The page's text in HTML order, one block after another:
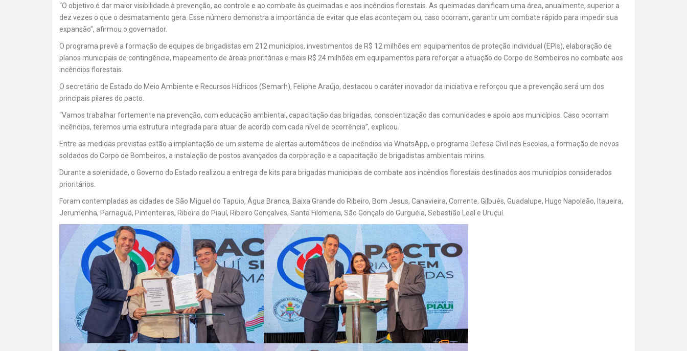
“O objetivo é dar maior visibilidade à prevenção, ao controle e ao combate às queimadas e aos incêndios florestais. As queimadas danificam uma área, anualmente, superior a
dez vezes o que o desmatamento gera. Esse número demonstra a importância de evitar que elas aconteçam ou, caso ocorram, garantir um combate rápido para impedir sua
expansão”, afirmou o governador.
O programa prevê a formação de equipes de brigadistas em 212 municípios, investimentos de R$ 12 milhões em equipamentos de proteção individual (EPIs), elaboração de
planos municipais de contingência, mapeamento de áreas prioritárias e mais R$ 24 milhões em equipamentos para reforçar a atuação do Corpo de Bombeiros no combate aos
incêndios florestais.
O secretário de Estado do Meio Ambiente e Recursos Hídricos (Semarh), Feliphe Araújo, destacou o caráter inovador da iniciativa e reforçou que a prevenção será um dos
principais pilares do pacto.
“Vamos trabalhar fortemente na prevenção, com educação ambiental, capacitação das brigadas, conscientização das comunidades e apoio aos municípios. Caso ocorram
incêndios, teremos uma estrutura integrada para atuar de acordo com cada nível de ocorrência”, explicou.
Entre as medidas previstas estão a implantação de um sistema de alertas automáticos de incêndios via WhatsApp, o programa Defesa Civil nas Escolas, a formação de novos
soldados do Corpo de Bombeiros, a instalação de postos avançados da corporação e a capacitação de brigadistas ambientais mirins.
Durante a solenidade, o Governo do Estado realizou a entrega de kits para brigadas municipais de combate aos incêndios florestais destinados aos municípios considerados
prioritários.
Foram contempladas as cidades de São Miguel do Tapuio, Água Branca, Baixa Grande do Ribeiro, Bom Jesus, Canavieira, Corrente, Gilbués, Guadalupe, Hugo Napoleão, Itaueira,
Jerumenha, Parnaguá, Pimenteiras, Ribeira do Piauí, Ribeiro Gonçalves, Santa Filomena, São Gonçalo do Gurguéia, Sebastião Leal e Uruçuí.